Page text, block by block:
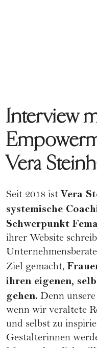
Interview
Vera
Seit 2018 ist Vera
systemische
Schwerpunkt
ihrer Website
Ziel gemacht,
ihren eigenen,
gehen. Denn
wenn wir veraltete
und selbst zu
Gestalterinnen